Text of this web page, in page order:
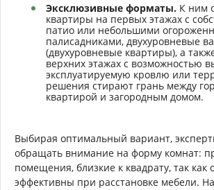
Эксклюзивные форматы. К ним
квартиры на первых этажах с
патио или небольшими
палисадниками, двухуровневые
(двухуровневые квартиры), а
верхних этажах с возможностью
эксплуатируемую кровлю или
решения стирают грань между
квартирой и загородным домом.
Выбирая оптимальный вариант,
обращать внимание на форму комнат:
помещения, близкие к квадрату, так как
эффективны при расстановке мебели.